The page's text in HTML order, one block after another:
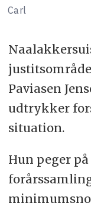
Carl
Paviasen
udtrykker
situation.
Hun peger